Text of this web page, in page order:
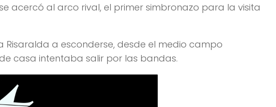
acercó al arco rival, el primer simbronazo para la visita
Risaralda a esconderse, desde el medio campo
casa intentaba salir por las bandas.